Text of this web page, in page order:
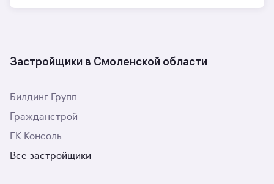
Застройщики в Смоленской области
Билдинг Групп
Гражданстрой
ГК Консоль
Все застройщики